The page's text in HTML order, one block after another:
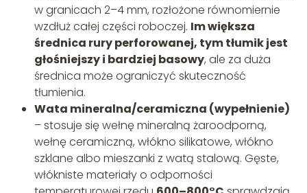
w granicach 2–4 mm, rozłożone równomiernie
wzdłuż całej części roboczej. Im większa
średnica rury perforowanej, tym tłumik jest
głośniejszy i bardziej basowy, ale za duża
średnica może ograniczyć skuteczność
tłumienia.
Wata mineralna/ceramiczna (wypełnienie)
– stosuje się wełnę mineralną żaroodporną,
wełnę ceramiczną, włókno silikatowe, włókno
szklane albo mieszanki z watą stalową. Gęste,
włókniste materiały o odporności